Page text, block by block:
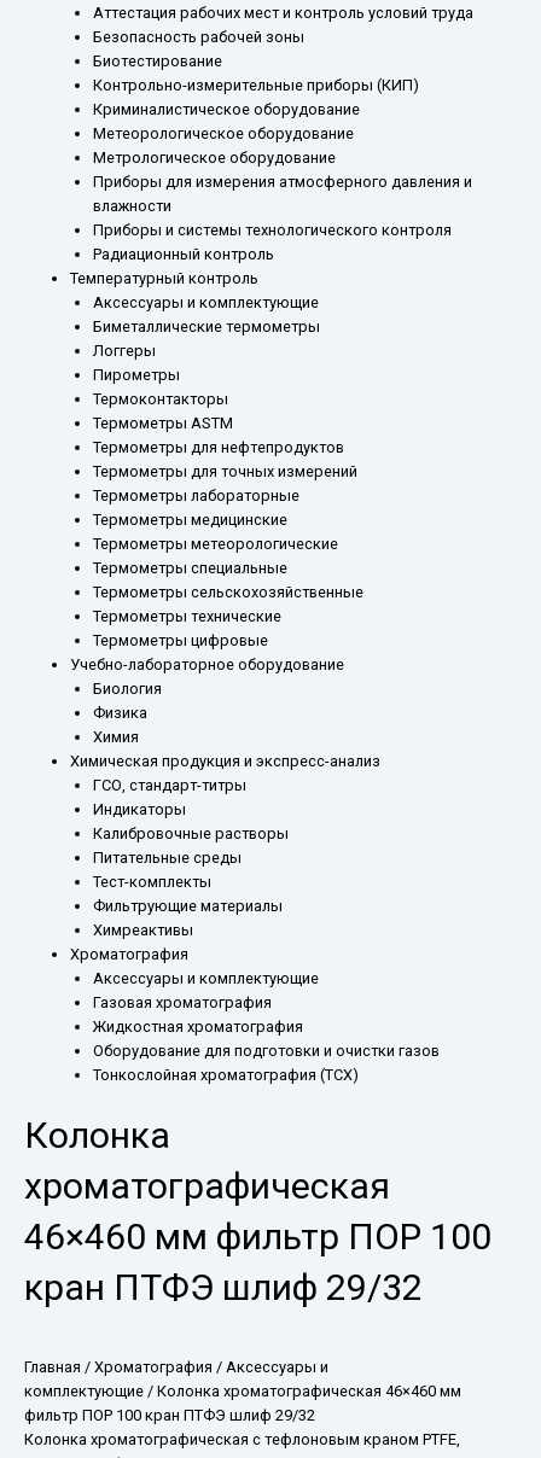
Аттестация рабочих мест и контроль условий труда
Безопасность рабочей зоны
Биотестирование
Контрольно-измерительные приборы (КИП)
Криминалистическое оборудование
Метеорологическое оборудование
Метрологическое оборудование
Приборы для измерения атмосферного давления и
влажности
Приборы и системы технологического контроля
Радиационный контроль
Температурный контроль
Аксессуары и комплектующие
Биметаллические термометры
Логгеры
Пирометры
Термоконтакторы
Термометры ASTM
Термометры для нефтепродуктов
Термометры для точных измерений
Термометры лабораторные
Термометры медицинские
Термометры метеорологические
Термометры специальные
Термометры сельскохозяйственные
Термометры технические
Термометры цифровые
Учебно-лабораторное оборудование
Биология
Физика
Химия
Химическая продукция и экспресс-анализ
ГСО, стандарт-титры
Индикаторы
Калибровочные растворы
Питательные среды
Тест-комплекты
Фильтрующие материалы
Химреактивы
Хроматография
Аксессуары и комплектующие
Газовая хроматография
Жидкостная хроматография
Оборудование для подготовки и очистки газов
Тонкослойная хроматография (ТСХ)
Колонка
хроматографическая
46×460 мм фильтр ПОР 100
кран ПТФЭ шлиф 29/32
Главная / Хроматография / Аксессуары и
комплектующие / Колонка хроматографическая 46×460 мм
фильтр ПОР 100 кран ПТФЭ шлиф 29/32
Колонка хроматографическая с тефлоновым краном PTFE,